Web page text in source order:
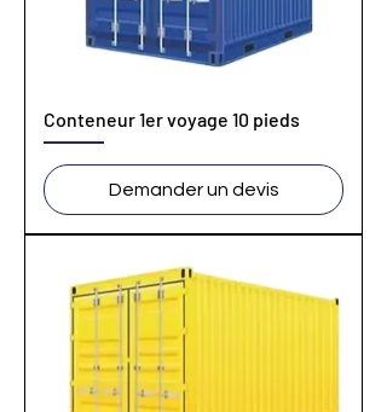
Conteneur 1er voyage 10 pieds
Demander un devis